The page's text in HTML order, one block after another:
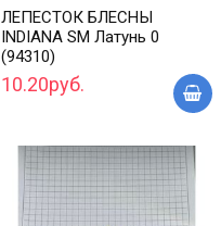
ЛЕПЕСТОК БЛЕСНЫ
INDIANA SM Латунь 0
(94310)
10.20руб.